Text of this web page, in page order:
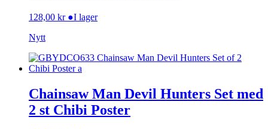
128,00 kr ●I lager
Nytt
Chainsaw Man Devil Hunters Set med
2 st Chibi Poster